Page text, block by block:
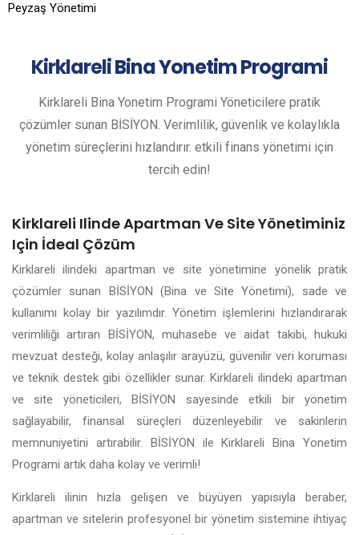
Peyzaş Yönetimi
KirklareliBina Yonetim Programi
Kirklareli Bina Yonetim Programi Yöneticilere pratik
çözümler sunan BİSİYON. Verimlilik, güvenlik ve kolaylıkla
yönetim süreçlerini hızlandırır. etkili finans yönetimi için
tercih edin!
Kirklareli Ilinde Apartman Ve Site Yönetiminiz
Için İdeal Çözüm
Kirklareli ilindeki apartman ve site yönetimine yönelik pratik
çözümler sunan BİSİYON (Bina ve Site Yönetimi), sade ve
kullanımı kolay bir yazılımdır. Yönetim işlemlerini hızlandırarak
verimliliği artıran BİSİYON, muhasebe ve aidat takibi, hukuki
mevzuat desteği, kolay anlaşılır arayüzü, güvenilir veri koruması
ve teknik destek gibi özellikler sunar. Kirklareli ilindeki apartman
ve site yöneticileri, BİSİYON sayesinde etkili bir yönetim
sağlayabilir, finansal süreçleri düzenleyebilir ve sakinlerin
memnuniyetini artırabilir. BİSİYON ile Kirklareli Bina Yonetim
Programi artık daha kolay ve verimli!
Kirklareli ilinin hızla gelişen ve büyüyen yapısıyla beraber,
apartman ve sitelerin profesyonel bir yönetim sistemine ihtiyaç